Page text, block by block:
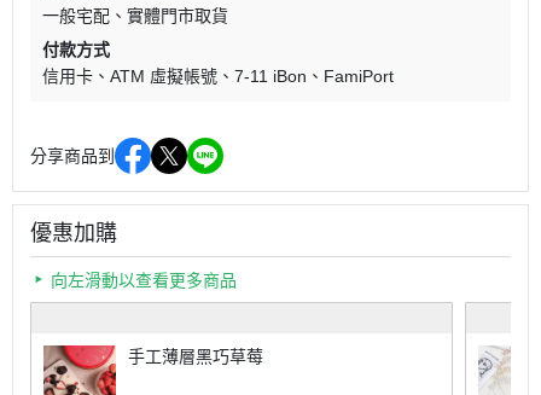
一般宅配
實體門市取貨
付款方式
信用卡
ATM 虛擬帳號 7-11 iBon FamiPort
分享商品到
優惠加購
向左滑動以查看更多商品
手工薄層黑巧草莓